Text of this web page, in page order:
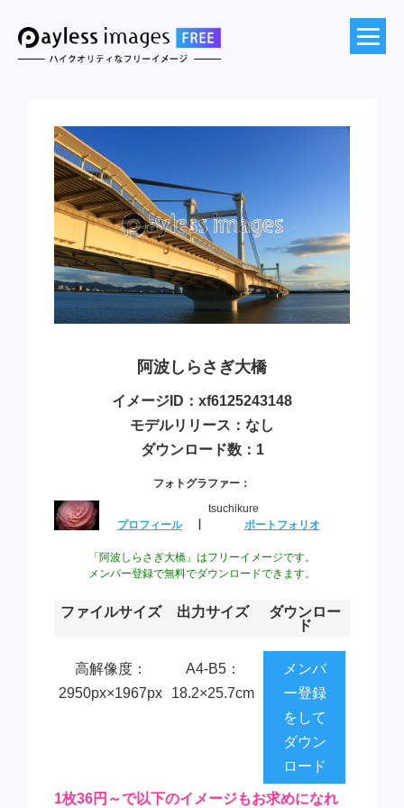
阿波しらさぎ大橋
イメージID：xf6125243148
モデルリリース：なし
ダウンロード数：1
フォトグラファー：
tsuchikure
プロフィール
ポートフォリオ
「阿波しらさぎ大橋」はフリーイメージです。
メンバー登録で無料でダウンロードできます。
ファイルサイズ 出力サイズ
ダウンロー
ド
高解像度：
2950px×1967px
A4-B5：
18.2×25.7cm
メンバ
ー登録
をして
ダウン
ロード
1枚36円～で以下のイメージもお求めになれ